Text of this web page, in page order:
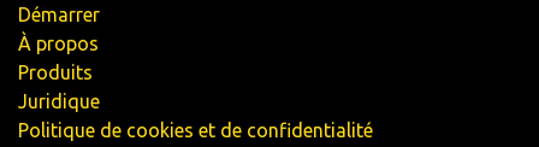
Démarrer
À propos
Produits
Juridique
Politique de cookies et de confidentialité